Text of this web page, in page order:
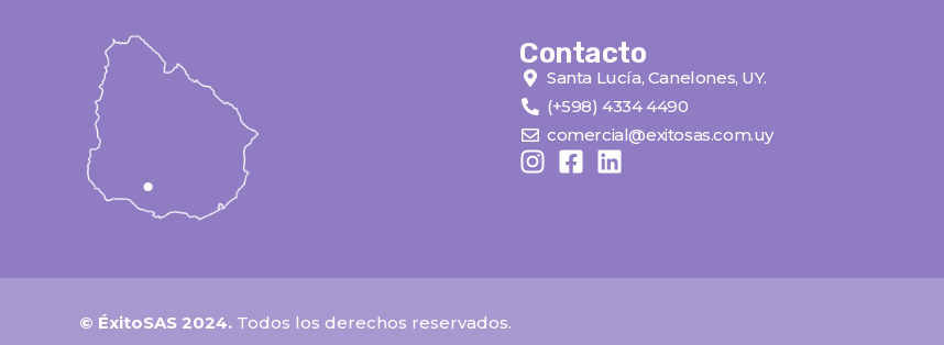
Contacto
Santa Lucía, Canelones, UY.
(+598) 4334 4490
comercial@exitosas.com.uy
© ÉxitoSAS 2024. Todos los derechos reservados.